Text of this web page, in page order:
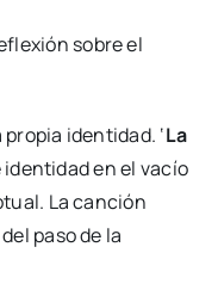
sobre el
identidad. ‘La
en el vacío
La canción
paso de la